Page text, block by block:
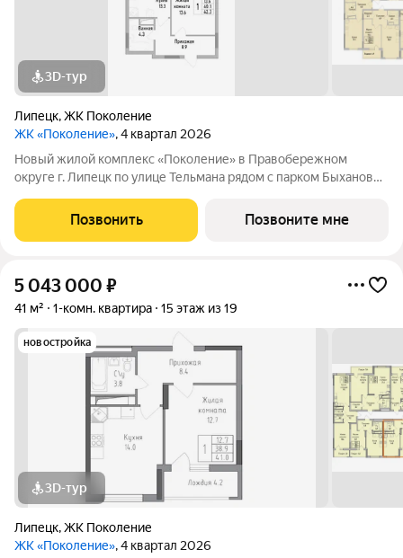
3D-тур
Липецк,ЖК Поколение
ЖК «Поколение», 4 квартал 2026
Новый жилой комплекс «Поколение» в Правобережном
округе г. Липецк по улице Тельмана рядом с парком Быханов
квартиры, семейные просторные 4
Позвонить Позвоните мне
5 043 000 ₽
41 м² 1-комн. квартира 15 этаж из 19
новостройка
3D-тур
Липецк,ЖК Поколение
ЖК «Поколение», 4 квартал 2026